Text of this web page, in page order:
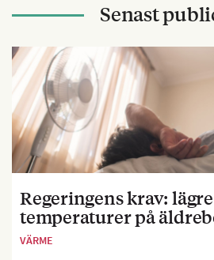
Senast
Regeringens krav: lägre
temperaturer på
VÄRME